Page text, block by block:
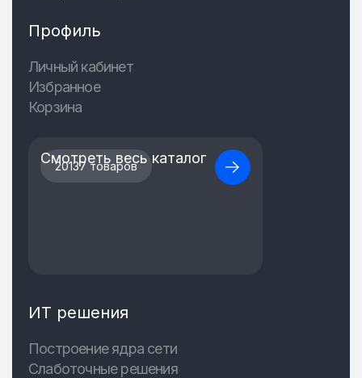
Профиль
Личный кабинет
Избранное
Корзина
20137 товаров
Смотреть весь каталог
ИТ решения
Построение ядра сети
Слаботочные решения